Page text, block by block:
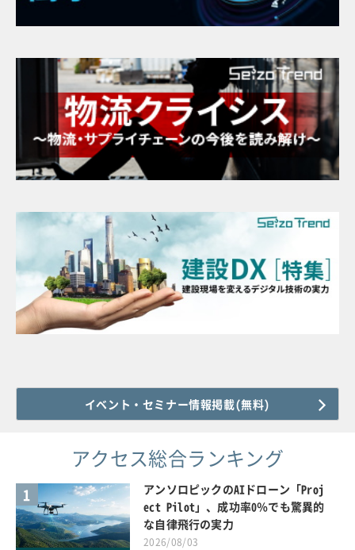
イベント・セミナー情報掲載(無料)
アクセス総合ランキング
1
アンソロピックのAIドローン「Proj
ect Pilot」、成功率0％でも驚異的
な自律飛行の実力
2026/08/03